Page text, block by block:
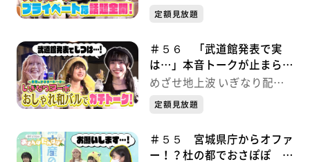
中！
定額見放題
＃５６ 「武道館発表で実
は…」本音トークが止まらな
い！ めざせ地上波 いぎな
めざせ地上波 いぎなり配信
中！
定額見放題
＃５５ 宮城県庁からオファ
ー！？杜の都でおさぽぽ め